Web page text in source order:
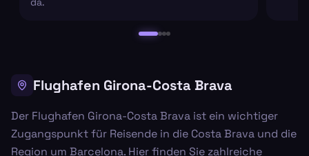
Flughafen Girona-Costa Brava
Der Flughafen Girona-Costa Brava ist ein wichtiger
Zugangspunkt für Reisende in die Costa Brava und die
Region um Barcelona. Hier finden Sie zahlreiche